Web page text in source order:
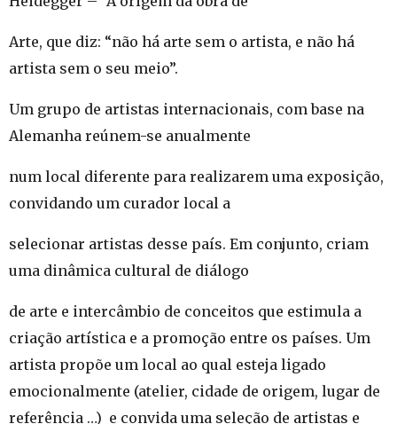
Arte, que diz: “não há arte sem o artista, e não há
artista sem o seu meio”.
Um grupo de artistas internacionais, com base na
Alemanha reúnem-se anualmente
num local diferente para realizarem uma exposição,
convidando um curador local a
selecionar artistas desse país. Em conjunto, criam
uma dinâmica cultural de diálogo
de arte e intercâmbio de conceitos que estimula a
criação artística e a promoção entre os países. Um
artista propõe um local ao qual esteja ligado
emocionalmente (atelier, cidade de origem, lugar de
referência …) e convida uma seleção de artistas e